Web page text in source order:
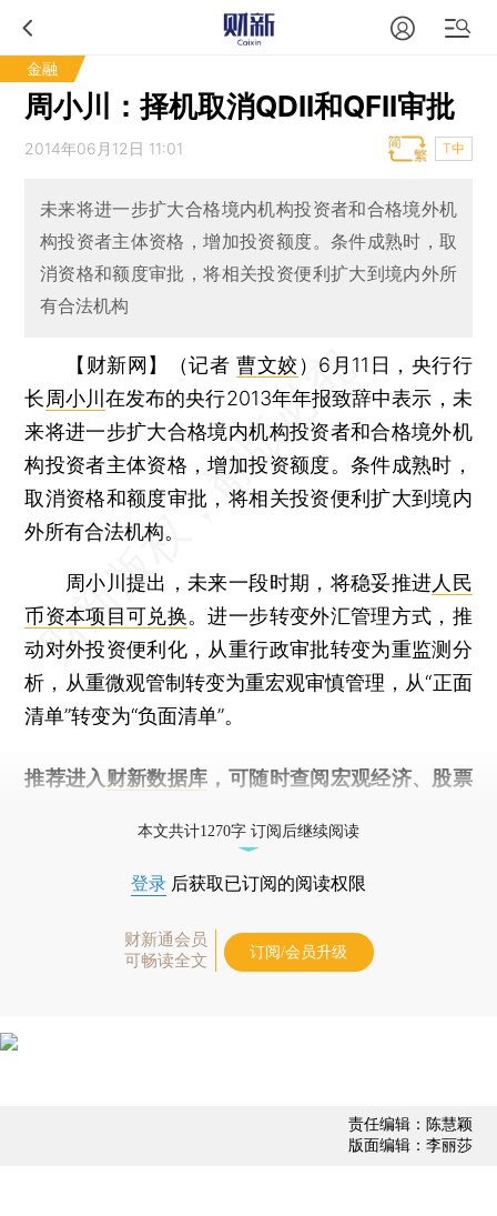
金融
周小川：择机取消QDII和QFII审批
2014年06月12日 11:01 T中
未来将进一步扩大合格境内机构投资者和合格境外机
构投资者主体资格，增加投资额度。条件成熟时，取
消资格和额度审批，将相关投资便利扩大到境内外所
有合法机构
【财新网】（记者曹文姣） 6月11日，央行行
长周小川 在发布的央行2013年年报致辞中表示，未
来将进一步扩大合格境内机构投资者和合格境外机
构投资者主体资格，增加投资额度。条件成熟时，
取消资格和额度审批，将相关投资便利扩大到境内
外所有合法机构。
周小川提出，未来一段时期，将稳妥推进人民
币资本项目可兑换。进一步转变外汇管理方式，推
动对外投资便利化，从重行政审批转变为重监测分
析，从重微观管制转变为重宏观审慎管理，从“正面
清单”转变为“负面清单”。
推荐进入 财新数据库 ，可随时查阅宏观经济、股票
本文共计1270字 订阅后继续阅读
登录 后获取已订阅的阅读权限
财新通会员
可畅读全文
订阅/会员升级
责任编辑：陈慧颖
版面编辑：李丽莎